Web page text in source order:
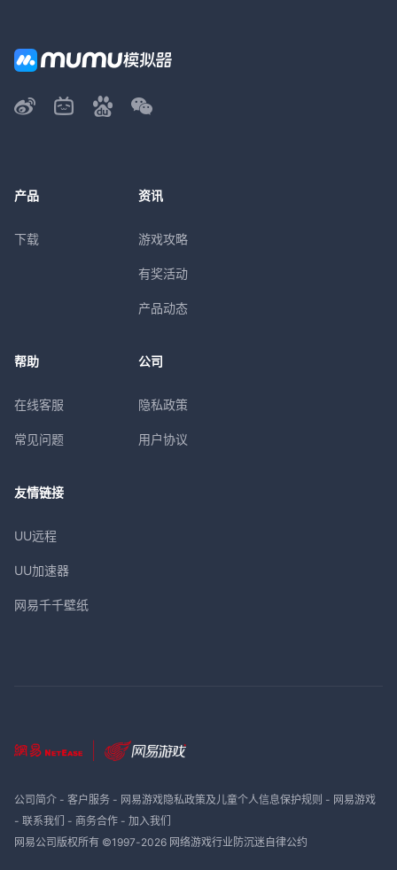
产品
下载
资讯
游戏攻略
有奖活动
产品动态
帮助
在线客服
常见问题
公司
隐私政策
用户协议
友情链接
UU远程
UU加速器
网易千千壁纸
公司简介- 客户服务- 网易游戏隐私政策及儿童个人信息保护规则 - 网易游戏
- 联系我们 - 商务合作- 加入我们
网易公司版权所有 ©1997-2026 网络游戏行业防沉迷自律公约